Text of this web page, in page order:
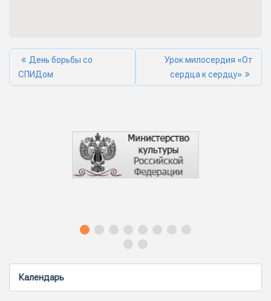
Календарь
День борьбы со
СПИДом
Урок милосердия «От
сердца к сердцу»